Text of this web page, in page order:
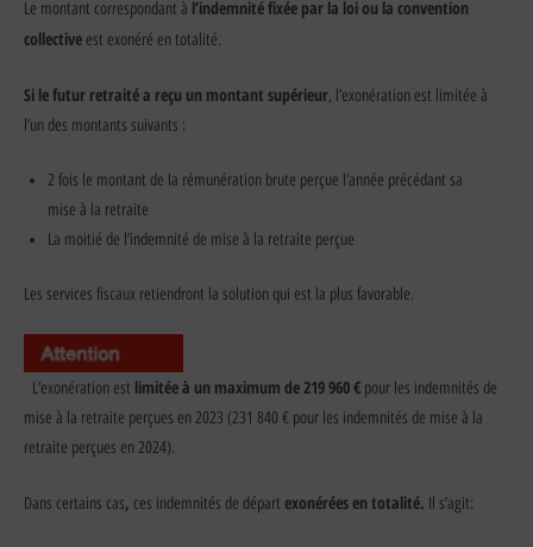
Le montant correspondant à l’indemnité fixée par la loi ou la convention
collective est exonéré en totalité.
Si le futur retraité a reçu un montant supérieur, l’exonération est limitée à
l’un des montants suivants :
2 fois le montant de la rémunération brute perçue l’année précédant sa
mise à la retraite
La moitié de l’indemnité de mise à la retraite perçue
Les services fiscaux retiendront la solution qui est la plus favorable.
L’exonération est limitée à un maximum de 219 960 € pour les indemnités de
mise à la retraite perçues en 2023 (231 840 € pour les indemnités de mise à la
retraite perçues en 2024).
Dans certains cas, ces indemnités de départ exonérées en totalité. Il s’agit: